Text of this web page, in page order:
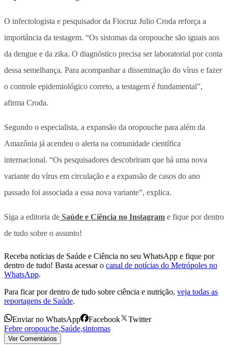
O infectologista e pesquisador da Fiocruz Julio Croda reforça a
importância da testagem. “Os sistomas da oropouche são iguais aos
da dengue e da zika. O diagnóstico precisa ser laboratorial por conta
dessa semelhança. Para acompanhar a disseminação do vírus e fazer
o controle epidemiológico correto, a testagem é fundamental”,
afirma Croda.
Segundo o especialista, a expansão da oropouche para além da
Amazônia já acendeu o alerta na comunidade científica
internacional. “Os pesquisadores descobriram que há uma nova
variante do vírus em circulação e a expansão de casos do ano
passado foi associada a essa nova variante”, explica.
Siga a editoria de Saúde e Ciência no Instagram e fique por dentro
de tudo sobre o assunto!
Receba notícias de Saúde e Ciência no seu WhatsApp e fique por
dentro de tudo! Basta acessar o canal de notícias do Metrópoles no
WhatsApp.
Para ficar por dentro de tudo sobre ciência e nutrição, veja todas as
reportagens de Saúde.
Enviar no WhatsApp Facebook
Twitter
Febre oropouche,Saúde,sintomas
Ver Comentários